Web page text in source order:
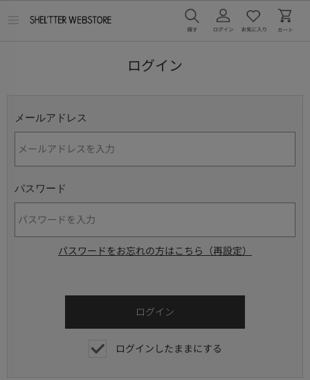
ログイン
メールアドレス
パスワード
パスワードをお忘れの方はこちら（再設定）
ログインしたままにする